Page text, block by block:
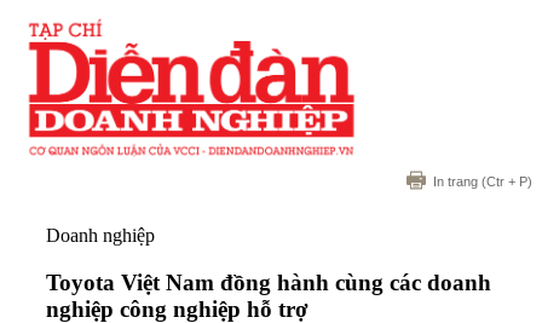
In trang (Ctr + P)
Doanh nghiệp
Toyota Việt Nam đồng hành cùng các doanh
nghiệp công nghiệp hỗ trợ